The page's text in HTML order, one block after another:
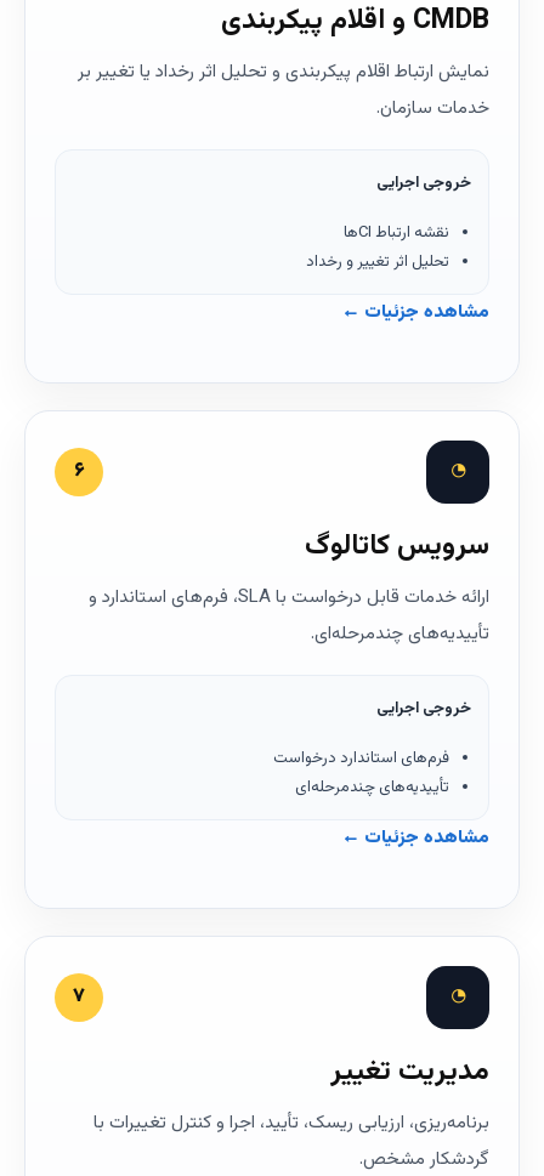
CMDB و اقلام پیکربندی
نمایش ارتباط اقلام پیکربندی و تحلیل اثر رخداد یا تغییر بر
خدمات سازمان.
خروجی اجرایی
نقشه ارتباط CIها
تحلیل اثر تغییر و رخداد
مشاهده جزئیات ←
◔ ۶
سرویس کاتالوگ
ارائه خدمات قابل درخواست با SLA، فرم‌های استاندارد و
تأییدیه‌های چندمرحله‌ای.
خروجی اجرایی
فرم‌های استاندارد درخواست
تأییدیه‌های چندمرحله‌ای
مشاهده جزئیات ←
◔ ۷
مدیریت تغییر
برنامه‌ریزی، ارزیابی ریسک، تأیید، اجرا و کنترل تغییرات با
گردشکار مشخص.